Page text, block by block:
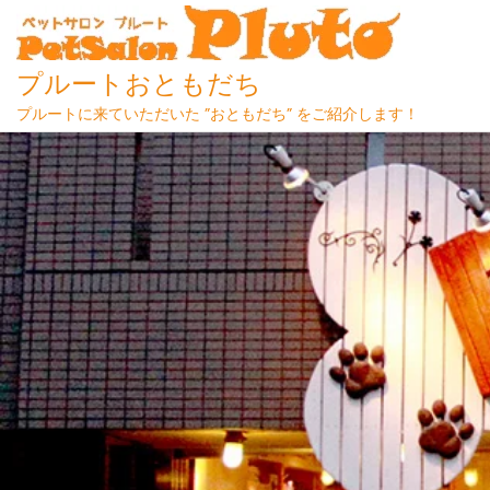
Skip
to
content
プルートおともだち
プルートに来ていただいた ”おともだち” をご紹介します！